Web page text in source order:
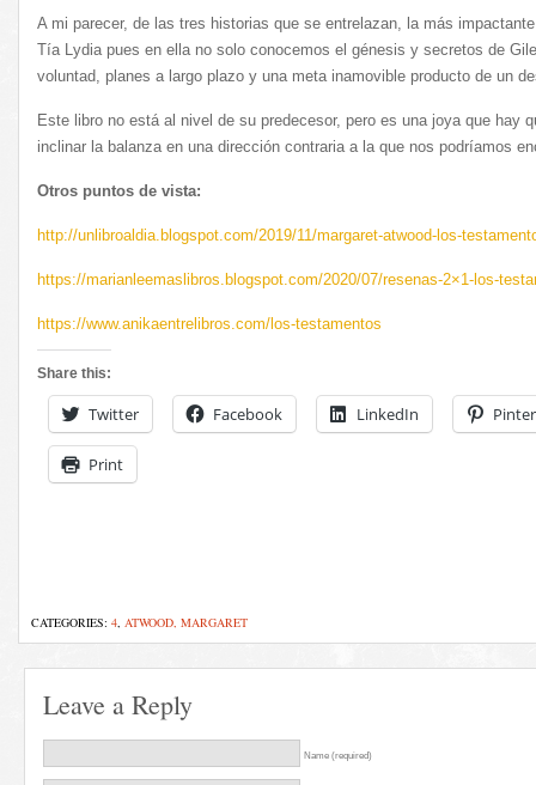
A mi parecer, de las tres historias que se entrelazan, la más
Tía Lydia pues en ella no solo conocemos el génesis y secretos de
voluntad, planes a largo plazo y una meta inamovible producto de un
Este libro no está al nivel de su predecesor, pero es una joya que hay
inclinar la balanza en una dirección contraria a la que nos podríamos
Otros puntos de vista:
http://unlibroaldia.blogspot.com/2019/11/margaret-atwood-los-
https://marianleemaslibros.blogspot.com/2020/07/resenas-2×1-los-
https://www.anikaentrelibros.com/los-testamentos
Share this:
Twitter Facebook LinkedIn
Print
CATEGORIES: 4, ATWOOD, MARGARET
Leave a Reply
Name (required)